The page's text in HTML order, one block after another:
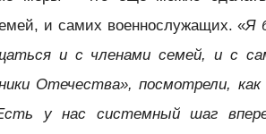
и самих военнослужащих. «Я
и с членами семей, и с
Отечества», посмотрели, как
у нас системный шаг